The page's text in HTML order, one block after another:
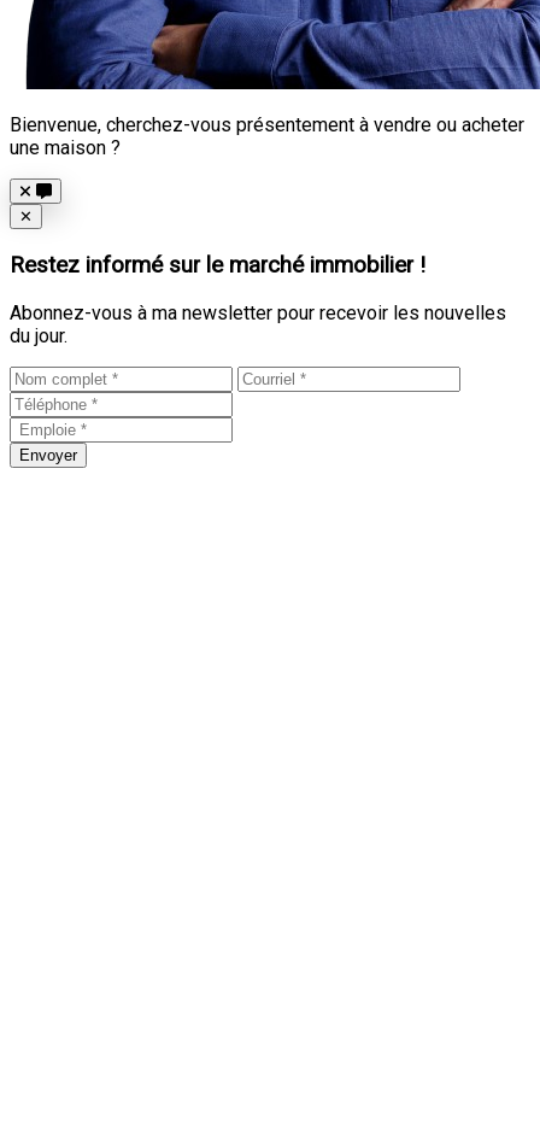
Bienvenue, cherchez-vous présentement à vendre ou acheter
une maison ?
Close
✕
Restez informé sur le marché immobilier !
Abonnez-vous à ma newsletter pour recevoir les nouvelles
du jour.
Envoyer